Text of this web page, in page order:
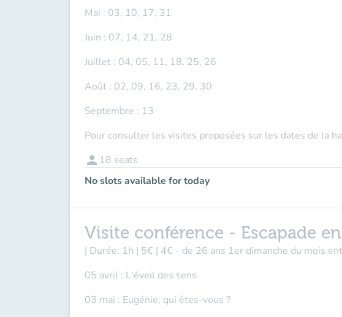
Mai : 03, 10, 17, 31
Juin : 07, 14, 21, 28
Juillet : 04, 05, 11, 18, 25, 26
Août : 02, 09, 16, 23, 29, 30
Septembre : 13
Pour consulter les visites proposées sur les dates de la
person 18 seats
No slots available for today
Visite conférence - Escapade
| Durée: 1h | 5€ | 4€ - de 26 ans 1er dimanche du mois
05 avril : L'éveil des sens
03 mai : Eugénie, qui êtes-vous ?